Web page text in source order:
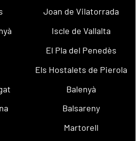
Joan de Vilatorrada
Iscle de Vallalta
El Pla del Penedès
Els Hostalets de Pierola
Balenyà
Balsareny
Martorell